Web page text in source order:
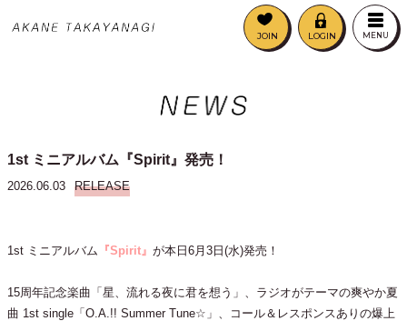
JOIN LOGIN MENU
1st ミニアルバム『Spirit』発売！
2026.06.03 RELEASE
1st ミニアルバム 『Spirit』 が本日6月3日(水)発売！
15周年記念楽曲「星、流れる夜に君を想う」、ラジオがテーマの爽やか夏
曲 1st single「O.A.!! Summer Tune☆」、コール＆レスポンスありの爆上